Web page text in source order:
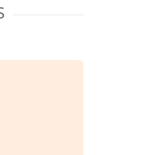
de sus
pequeña
con mimo
se unen la